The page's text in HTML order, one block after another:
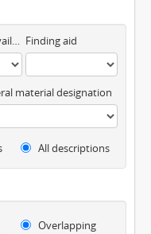
Digital object available Finding aid
material designation
All descriptions
Overlapping